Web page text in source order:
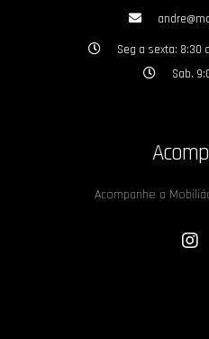
Seg a sexta: 8:30
Sab.
Acompanhe a